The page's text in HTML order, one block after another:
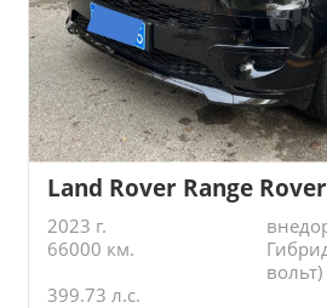
Land Rover Range
2023 г.
66000 км.
вольт)
399.73 л.с.